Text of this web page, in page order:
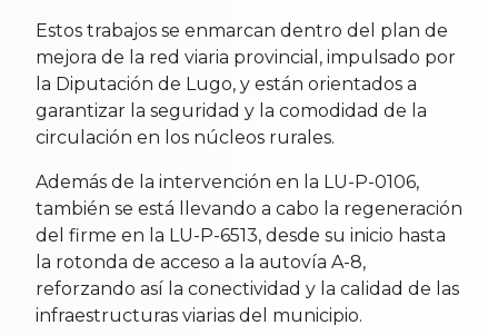
Estos trabajos se enmarcan dentro del plan de
mejora de la red viaria provincial, impulsado por
la Diputación de Lugo, y están orientados a
garantizar la seguridad y la comodidad de la
circulación en los núcleos rurales.
Además de la intervención en la LU-P-0106,
también se está llevando a cabo la regeneración
del firme en la LU-P-6513, desde su inicio hasta
la rotonda de acceso a la autovía A-8,
reforzando así la conectividad y la calidad de las
infraestructuras viarias del municipio.